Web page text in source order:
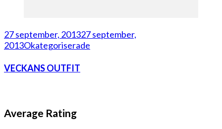
27 september, 201327 september,
2013Okategoriserade
VECKANS OUTFIT
Average Rating